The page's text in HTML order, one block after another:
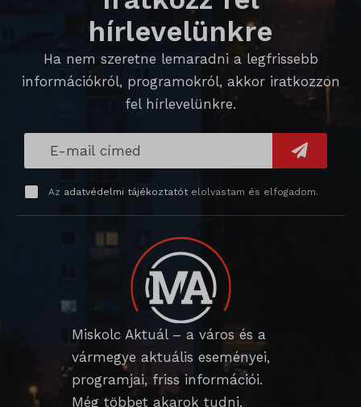
hírlevelünkre
Ha nem szeretne lemaradni a legfrissebb
információkról, programokról, akkor iratkozzon
fel hírlevelünkre.
Az adatvédelmi tájékoztatótelolvastam és elfogadom.
Miskolc Aktuál – a város és a
vármegye aktuális eseményei,
programjai, friss információi.
Még többet akarok tudni.
SL_GWPT_Show_Hide_tmp
SL_wptGlobTipTmp
SLO_GWPT_Show_Hide_tmp
SLO_wptGlobTipTmp
sm_spd_caution